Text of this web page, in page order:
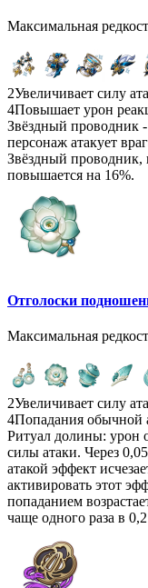
Максимальная
2Увеличивает силу
4Повышает урон
Звёздный проводник
персонаж атакует
Звёздный проводник,
повышается на 16%.
Отголоски
Максимальная
2Увеличивает силу
4Попадания обычной
Ритуал долины: урон
силы атаки. Через
атакой эффект
активировать этот
попаданием
чаще одного раза в